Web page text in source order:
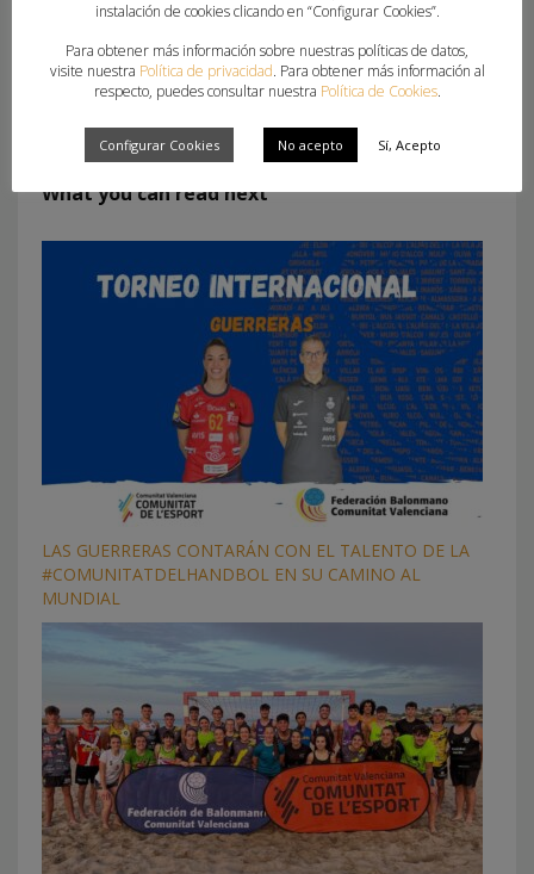
What you can read next
LAS GUERRERAS CONTARÁN CON EL TALENTO DE LA
#COMUNITATDELHANDBOL EN SU CAMINO AL
MUNDIAL
instalación de cookies clicando en “Configurar Cookies”.
Para obtener más información sobre nuestras políticas de datos,
visite nuestra Política de privacidad. Para obtener más información al
respecto, puedes consultar nuestra Política de Cookies.
Configurar Cookies No acepto Sí, Acepto